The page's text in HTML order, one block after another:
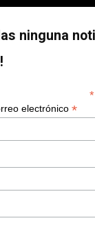
ninguna
*
electrónico *